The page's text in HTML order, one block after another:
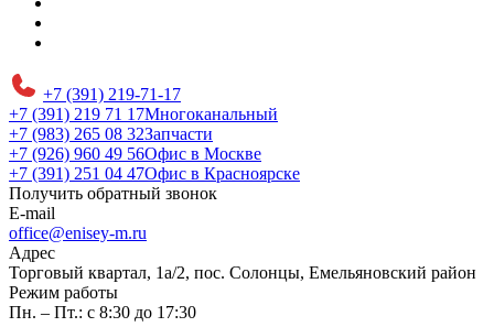
+7 (391) 219-71-17
+7 (391) 219 71 17Многоканальный
+7 (983) 265 08 32Запчасти
+7 (926) 960 49 56Офис в Москве
+7 (391) 251 04 47Офис в Красноярске
Получить обратный звонок
E-mail
office@enisey-m.ru
Адрес
​Торговый квартал, 1а/2, пос. Солонцы, Емельяновский район
Режим работы
Пн. – Пт.: с 8:30 до 17:30